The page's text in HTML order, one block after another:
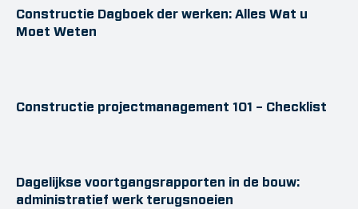
Constructie Dagboek der werken: Alles Wat u
Moet Weten
Constructie projectmanagement 101 – Checklist
Dagelijkse voortgangsrapporten in de bouw:
administratief werk terugsnoeien